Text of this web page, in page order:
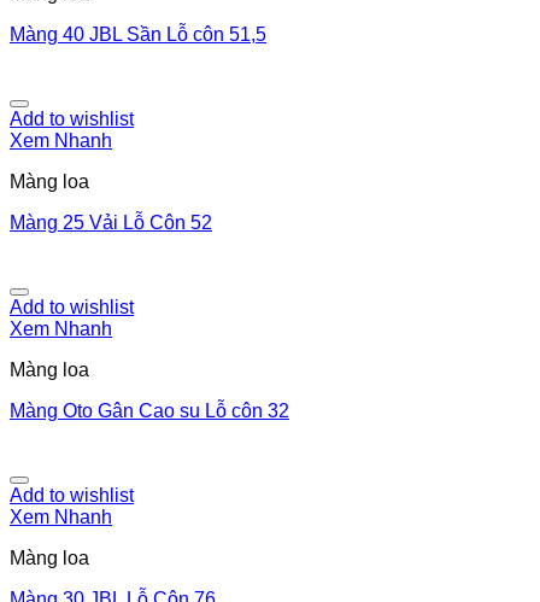
Màng 40 JBL Sần Lỗ côn 51,5
Add to wishlist
Xem Nhanh
Màng loa
Màng 25 Vải Lỗ Côn 52
Add to wishlist
Xem Nhanh
Màng loa
Màng Oto Gân Cao su Lỗ côn 32
Add to wishlist
Xem Nhanh
Màng loa